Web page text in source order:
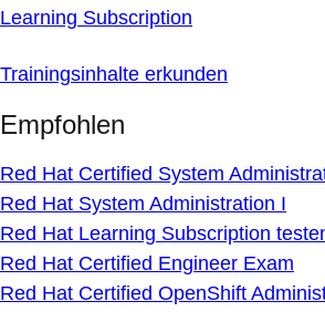
Learning Subscription
Trainingsinhalte erkunden
Empfohlen
Red Hat Certified System
Red Hat System Administration I
Red Hat Learning Subscription
Red Hat Certified Engineer Exam
Red Hat Certified OpenShift